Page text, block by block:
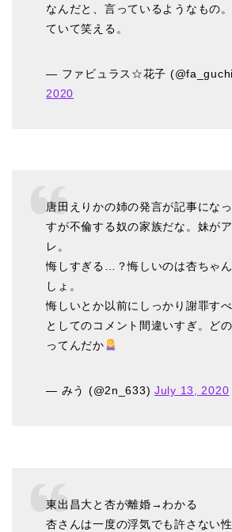
なんだと、言っているようなもの
ていて笑える。
— ファビュラス☆花子
2020
唐田えりかの姉の発言が記事にな
すが不倫する奴の家族だな。妹が
レ。
悔しすぎる…？悔しいのは杏ちゃ
しょ。
悔しいとか以前にしっかり謝罪す
としてのコメント間違いすぎ。ど
ってんだか
— みう (@2n_633) July 13, 2020
東出昌大と杏が離婚→わかる
杏さんは一度の浮気でも許さない